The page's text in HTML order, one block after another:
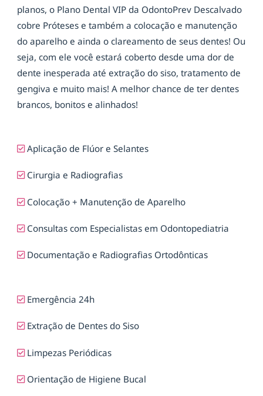
planos, o Plano Dental VIP da OdontoPrev Descalvado
cobre Próteses e também a colocação e manutenção
do aparelho e ainda o clareamento de seus dentes! Ou
seja, com ele você estará coberto desde uma dor de
dente inesperada até extração do siso, tratamento de
gengiva e muito mais! A melhor chance de ter dentes
brancos, bonitos e alinhados!
Aplicação de Flúor e Selantes
Cirurgia e Radiografias
Colocação + Manutenção de Aparelho
Consultas com Especialistas em Odontopediatria
Documentação e Radiografias Ortodônticas
Emergência 24h
Extração de Dentes do Siso
Limpezas Periódicas
Orientação de Higiene Bucal